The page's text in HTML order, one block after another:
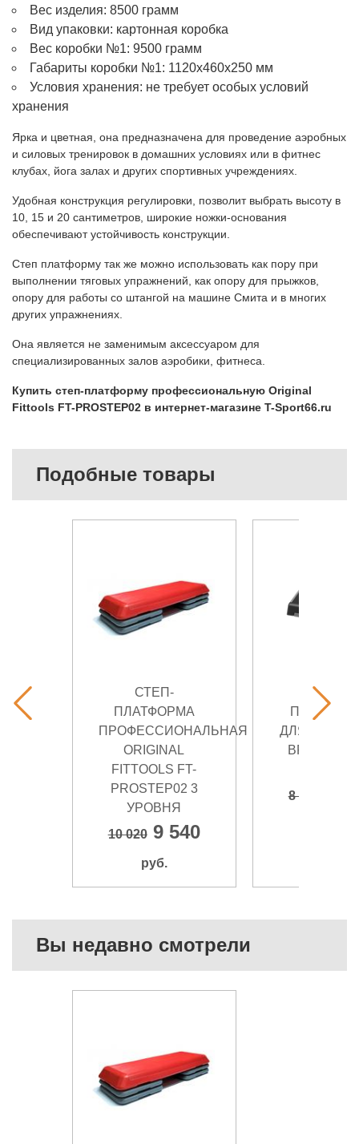
Вес изделия: 8500 грамм
Вид упаковки: картонная коробка
Вес коробки №1: 9500 грамм
Габариты коробки №1: 1120х460х250 мм
Условия хранения: не требует особых условий
хранения
Ярка и цветная, она предназначена для проведение аэробных
и силовых тренировок в домашних условиях или в фитнес
клубах, йога залах и других спортивных учреждениях.
Удобная конструкция регулировки, позволит выбрать высоту в
10, 15 и 20 сантиметров, широкие ножки-основания
обеспечивают устойчивость конструкции.
Степ платформу так же можно использовать как пору при
выполнении тяговых упражнений, как опору для прыжков,
опору для работы со штангой на машине Смита и в многих
других упражнениях.
Она является не заменимым аксессуаром для
специализированных залов аэробики, фитнеса.
Купить степ-платформу профессиональную Original
Fittools FT-PROSTEP02 в интернет-магазине T-Sport66.ru
Подобные товары
СТЕП-
ПЛАТФОРМА
ПРОФЕССИОНАЛЬНАЯ
ORIGINAL
FITTOOLS FT-
PROSTEP02 3
УРОВНЯ
10 0209 540
руб.
СТЕП-
ДЛЯ
BRONZE
8 390
Вы недавно смотрели